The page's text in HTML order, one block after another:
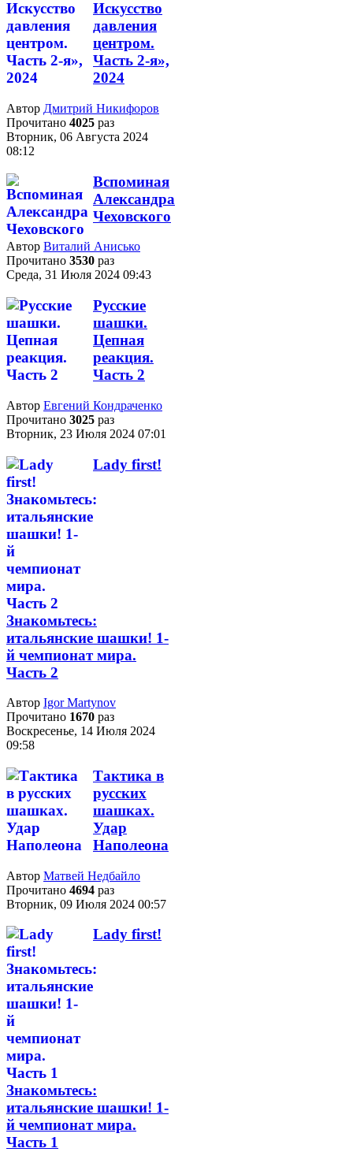
Искусство
давления
центром.
Часть 2-я»,
2024
Автор Дмитрий Никифоров
Прочитано 4025 раз
Вторник, 06 Августа 2024
08:12
Вспоминая
Александра
Чеховского
Автор Виталий Анисько
Прочитано 3530 раз
Среда, 31 Июля 2024 09:43
Русские
шашки.
Цепная
реакция.
Часть 2
Автор Евгений Кондраченко
Прочитано 3025 раз
Вторник, 23 Июля 2024 07:01
Lady first!
Знакомьтесь:
итальянские шашки! 1-
й чемпионат мира.
Часть 2
Автор Igor Martynov
Прочитано 1670 раз
Воскресенье, 14 Июля 2024
09:58
Тактика в
русских
шашках.
Удар
Наполеона
Автор Матвей Недбайло
Прочитано 4694 раз
Вторник, 09 Июля 2024 00:57
Lady first!
Знакомьтесь:
итальянские шашки! 1-
й чемпионат мира.
Часть 1